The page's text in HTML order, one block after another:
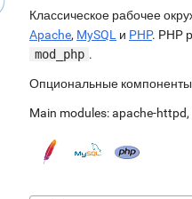
Классическое рабочее
Apache, MySQL и PHP. PHP
mod_php .
Опциональные
Main modules:apache-httpd,